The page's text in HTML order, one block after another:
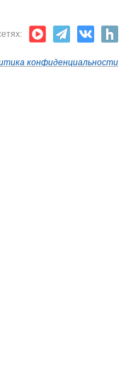
конфиденциальности